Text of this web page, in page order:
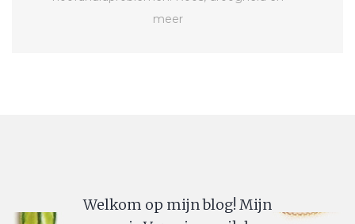
meer
Welkom op mijn blog! Mijn